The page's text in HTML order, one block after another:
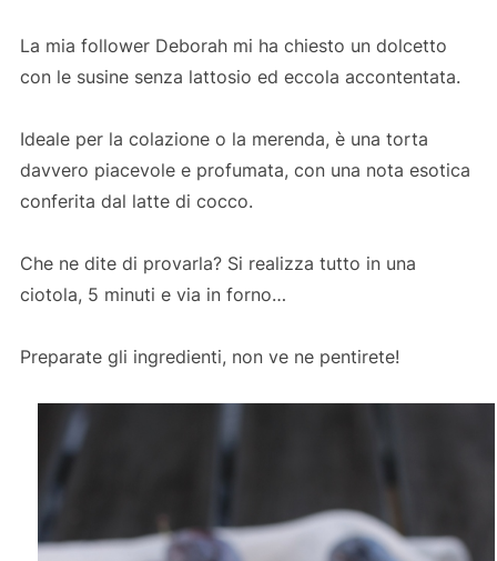
La mia follower Deborah mi ha chiesto un dolcetto
con le susine senza lattosio ed eccola accontentata.
Ideale per la colazione o la merenda, è una torta
davvero piacevole e profumata, con una nota esotica
conferita dal latte di cocco.
Che ne dite di provarla? Si realizza tutto in una
ciotola, 5 minuti e via in forno…
Preparate gli ingredienti, non ve ne pentirete!